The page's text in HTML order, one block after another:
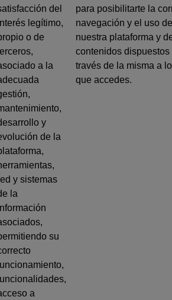
del
legítimo,
o de
a la
y
de la
y sistemas
la
su
a
para posibilitarte la
navegación y el uso de
nuestra plataforma y
contenidos dispuestos
través de la misma a
que accedes.